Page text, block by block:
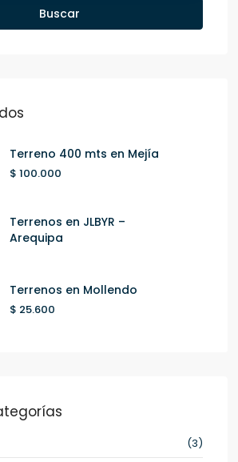
Buscar
Terreno 400 mts en Mejía
$ 100.000
Terrenos en JLBYR –
Arequipa
Terrenos en Mollendo
$ 25.600
(3)